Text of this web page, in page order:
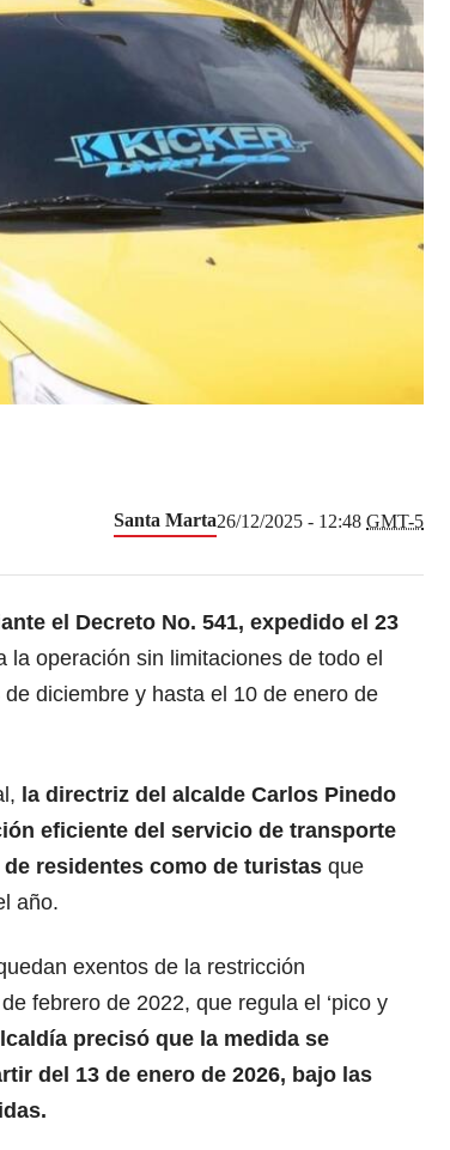
Santa Marta26/12/2025 - 12:48 GMT-5
el Decreto No. 541, expedido el 23
la operación sin limitaciones de todo el
diciembre y hasta el 10 de enero de
la directriz del alcalde Carlos Pinedo
eficiente del servicio de transporte
residentes como de turistas que
año.
exentos de la restricción
febrero de 2022, que regula el ‘pico y
precisó que la medida se
del 13 de enero de 2026, bajo las